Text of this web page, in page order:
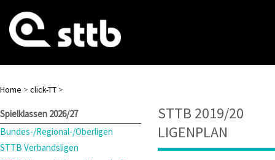
Home > click-TT >
Spielklassen 2026/27
Bundes-/Regional-/Oberligen
STTB Verbandsligen
STTB 2019/20
LIGENPLAN